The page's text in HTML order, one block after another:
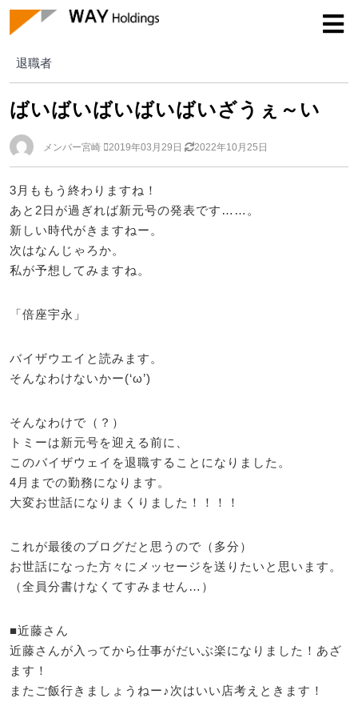
退職者
退職者
ばいばいばいばいばいざうぇ～い
メンバー宮崎 2019年03月29日 2022年10月25日
3月ももう終わりますね！
あと2日が過ぎれば新元号の発表です……。
新しい時代がきますねー。
次はなんじゃろか。
私が予想してみますね。
「倍座宇永」
バイザウエイと読みます。
そんなわけないかー(‘ω’)
そんなわけで（？）
トミーは新元号を迎える前に、
このバイザウェイを退職することになりました。
4月までの勤務になります。
大変お世話になりまくりました！！！！
これが最後のブログだと思うので（多分）
お世話になった方々にメッセージを送りたいと思います。
（全員分書けなくてすみません…）
■近藤さん
近藤さんが入ってから仕事がだいぶ楽になりました！あざ
ます！
またご飯行きましょうねー♪次はいい店考えときます！